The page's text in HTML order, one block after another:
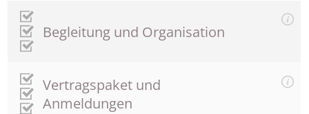
Begleitung und Organisation
Vertragspaket und
Anmeldungen